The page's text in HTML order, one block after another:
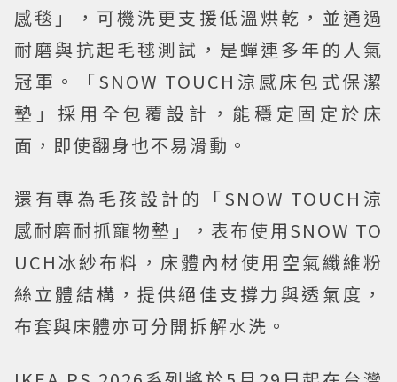
感毯」，可機洗更支援低溫烘乾，並通過
耐磨與抗起毛毬測試，是蟬連多年的人氣
冠軍。「SNOW TOUCH涼感床包式保潔
墊」採用全包覆設計，能穩定固定於床
面，即使翻身也不易滑動。
還有專為毛孩設計的「SNOW TOUCH涼
感耐磨耐抓寵物墊」，表布使用SNOW TO
UCH冰紗布料，床體內材使用空氣纖維粉
絲立體結構，提供絕佳支撐力與透氣度，
布套與床體亦可分開拆解水洗。